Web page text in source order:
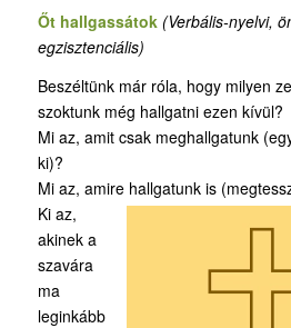
Őt hallgassátok (Verbális-nyelvi,
egzisztenciális)
Beszéltünk már róla, hogy milyen
szoktunk még hallgatni ezen kívül?
Mi az, amit csak meghallgatunk
ki)?
Mi az, amire hallgatunk is
Ki az,
akinek a
szavára
ma
leginkább